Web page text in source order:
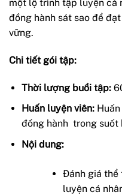
một lộ trình tập luyện cá
đồng hành sát sao để
vững.
Chi tiết gói tập:
Thời lượng buổi tập:
Huấn luyện viên:Huấn
đồng hành trong suốt
Nội dung:
Đánh giá thể
luyện cá